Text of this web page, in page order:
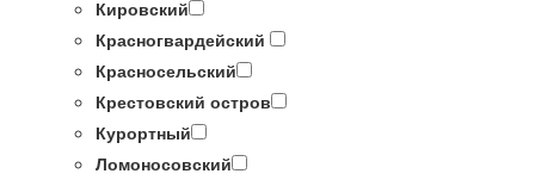
Кировский
Красногвардейский
Красносельский
Крестовский остров
Курортный
Ломоносовский